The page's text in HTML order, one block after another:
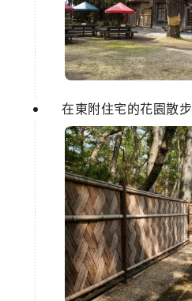
在東附住宅的花園散步